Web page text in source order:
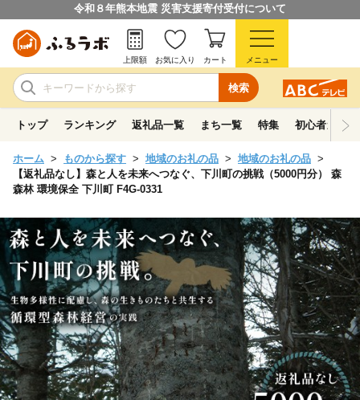
令和８年熊本地震 災害支援寄付受付について
検索
上限額 お気に入り カート メニュー
トップ ランキング 返礼品一覧 まち一覧 特集 初心者ガイド
ホーム ものから探す 地域のお礼の品
地域のお礼の品
【返礼品なし】森と人を未来へつなぐ、下川町の挑戦（5000円分） 森
森林 環境保全 下川町 F4G-0331